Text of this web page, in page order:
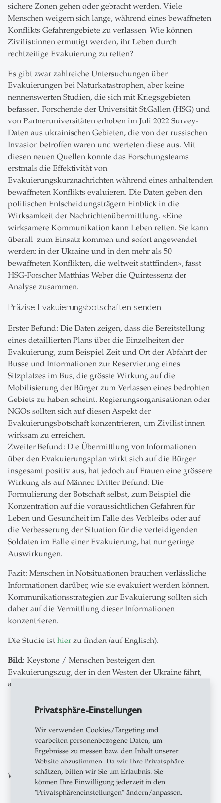
Privatsphäre-Einstellungen
Wir verwenden Cookies/Targeting und
vearbeiten personenbezogene Daten, um
Ergebnisse zu messen bzw. den Inhalt unserer
Website abzustimmen. Da wir Ihre Privatsphäre
schätzen, bitten wir Sie um Erlaubnis. Sie
können Ihre Einwilligung jederzeit in den
"Privatsphäreneinstellungen" ändern/anpassen.
sichere Zonen gehen oder gebracht werden. Viele
Menschen weigern sich lange, während eines bewaffneten
Konflikts Gefahrengebiete zu verlassen. Wie können
Zivilist:innen ermutigt werden, ihr Leben durch
rechtzeitige Evakuierung zu retten?
Es gibt zwar zahlreiche Untersuchungen über
Evakuierungen bei Naturkatastrophen, aber keine
nennenswerten Studien, die sich mit Kriegsgebieten
befassen. Forschende der Universität St.Gallen (HSG) und
von Partneruniversitäten erhoben im Juli 2022 Survey-
Daten aus ukrainischen Gebieten, die von der russischen
Invasion betroffen waren und werteten diese aus. Mit
diesen neuen Quellen konnte das Forschungsteams
erstmals die Effektivität von
Evakuierungskurznachrichten während eines anhaltenden
bewaffneten Konflikts evaluieren. Die Daten geben den
politischen Entscheidungsträgern Einblick in die
Wirksamkeit der Nachrichtenübermittlung. «Eine
wirksamere Kommunikation kann Leben retten. Sie kann
überall zum Einsatz kommen und sofort angewendet
werden: in der Ukraine und in den mehr als 50
bewaffneten Konflikten, die weltweit stattfinden», fasst
HSG-Forscher Matthias Weber die Quintessenz der
Analyse zusammen.
Präzise Evakuierungsbotschaften senden
Erster Befund: Die Daten zeigen, dass die Bereitstellung
eines detaillierten Plans über die Einzelheiten der
Evakuierung, zum Beispiel Zeit und Ort der Abfahrt der
Busse und Informationen zur Reservierung eines
Sitzplatzes im Bus, die grösste Wirkung auf die
Mobilisierung der Bürger zum Verlassen eines bedrohten
Gebiets zu haben scheint. Regierungsorganisationen oder
NGOs sollten sich auf diesen Aspekt der
Evakuierungsbotschaft konzentrieren, um Zivilist:innen
wirksam zu erreichen.
Zweiter Befund: Die Übermittlung von Informationen
über den Evakuierungsplan wirkt sich auf die Bürger
insgesamt positiv aus, hat jedoch auf Frauen eine grössere
Wirkung als auf Männer. Dritter Befund: Die
Formulierung der Botschaft selbst, zum Beispiel die
Konzentration auf die voraussichtlichen Gefahren für
Leben und Gesundheit im Falle des Verbleibs oder auf
die Verbesserung der Situation für die verteidigenden
Soldaten im Falle einer Evakuierung, hat nur geringe
Auswirkungen.
Fazit: Menschen in Notsituationen brauchen verlässliche
Informationen darüber, wie sie evakuiert werden können.
Kommunikationsstrategien zur Evakuierung sollten sich
daher auf die Vermittlung dieser Informationen
konzentrieren.
Die Studie ist hier zu finden (auf Englisch).
Bild: Keystone / Menschen besteigen den
Evakuierungszug, der in den Westen der Ukraine fährt,
auf dem Bahnhof in Pokrowsk, Region Donezk
zum Newsroom
Weitere Beiträge aus der gleichen Kategorie